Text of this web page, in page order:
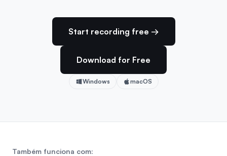
Start recording free →
Download for Free
Windows macOS
Também funciona com: